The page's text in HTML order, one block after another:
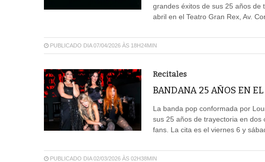
grandes éxitos de sus 25 años de
abril en el Teatro Gran Rex, Av.
PUBLICADO DIA 07/04/2026 ÀS 18H24MIN
Recitales
BANDANA 25 AÑOS EN
La banda pop conformada por
sus 25 años de trayectoria en
fans. La cita es el viernes 6 y
PUBLICADO DIA 02/03/2026 ÀS 02H38MIN